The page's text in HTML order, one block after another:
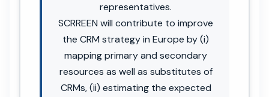
representatives.
SCRREEN will contribute to improve
the CRM strategy in Europe by (i)
mapping primary and secondary
resources as well as substitutes of
CRMs, (ii) estimating the expected